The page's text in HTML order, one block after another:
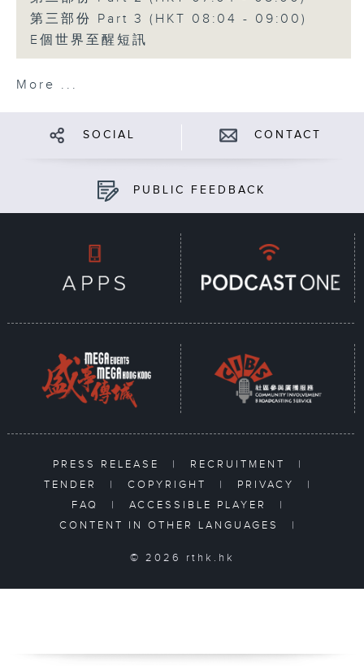
第三部份 Part 3 (HKT 08:04 - 09:00)
E個世界至醒短訊
More ...
SOCIAL CONTACT
PUBLIC FEEDBACK
PRESS RELEASE | RECRUITMENT
|
TENDER
| COPYRIGHT | PRIVACY
|
FAQ
| ACCESSIBLE PLAYER
|
CONTENT IN OTHER LANGUAGES
|
© 2026 rthk.hk